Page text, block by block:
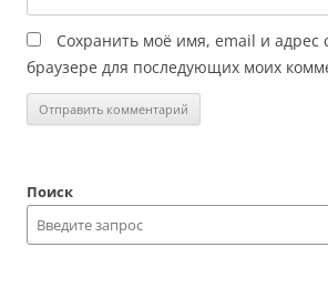
Сохранить моё имя, email и адрес
браузере для последующих моих
Поиск